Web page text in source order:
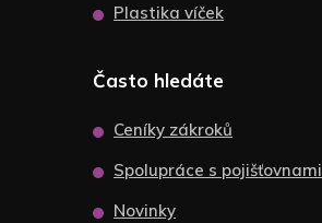
Plastika víček
Často hledáte
Ceníky zákroků
Spolupráce s pojišťovnami
Novinky